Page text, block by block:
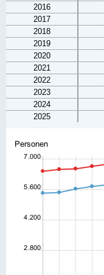
2016
2017
2018
2019
2020
2021
2022
2023
2024
2025